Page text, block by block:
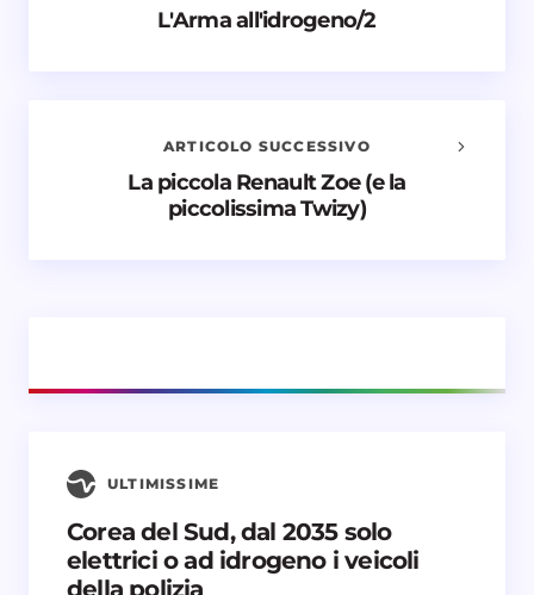
Salva il mio nome e email in questo browser
per il prossimo commento.
Avvisami quando vengono aggiunti nuovi
L'Arma all'idrogeno/2
ARTICOLO SUCCESSIVO
La piccola Renault Zoe (e la
piccolissima Twizy)
ULTIMISSIME
Corea del Sud, dal 2035 solo
elettrici o ad idrogeno i veicoli